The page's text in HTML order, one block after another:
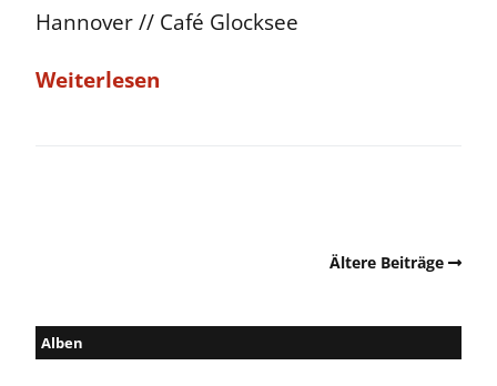
Hannover // Café Glocksee
Weiterlesen
Ältere Beiträge
Alben